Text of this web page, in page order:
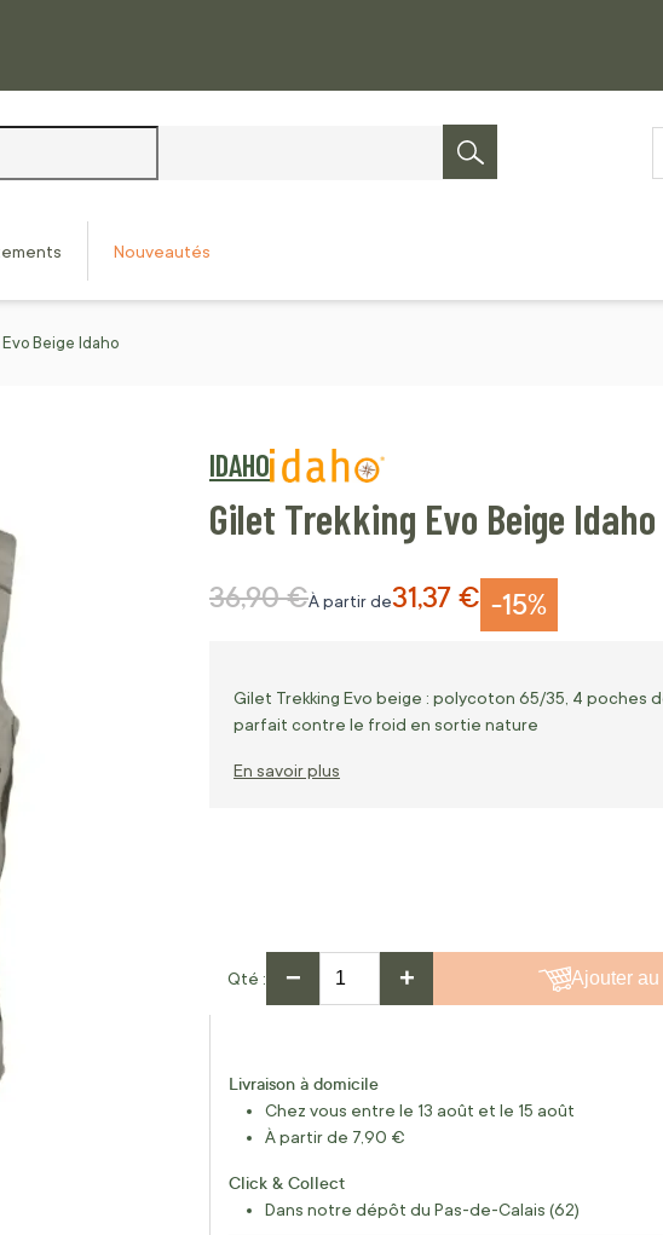
Rechercher
Nouveautés
Beige Idaho
IDAHO
Gilet Trekking Evo Beige Idaho
-15%
À partir de31,37 €
Prix normal
36,90 €
Gilet Trekking Evo beige : polycoton 65/35, 4 poches
parfait contre le froid en sortie nature
En savoir plus
Qté − + Ajouter
Livraison à domicile
Chez vous entre le 13 août et le 15 août
À partir de 7,90 €
Click & Collect
Dans notre dépôt du Pas-de-Calais (62)